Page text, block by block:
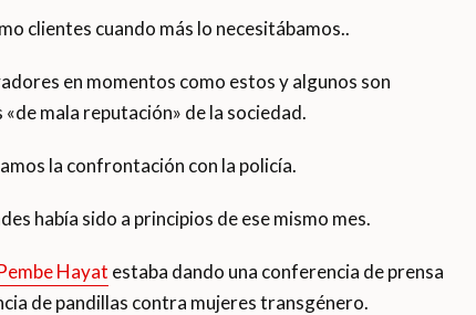
clientes cuando más lo necesitábamos..
en momentos como estos y algunos son
mala reputación» de la sociedad.
la confrontación con la policía.
había sido a principios de ese mismo mes.
Hayat estaba dando una conferencia de prensa
de pandillas contra mujeres transgénero.